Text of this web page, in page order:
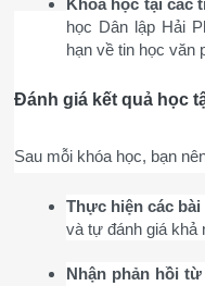
học Dân lập Hải
hạn về tin học văn
Đánh giá kết quả học
Sau mỗi khóa học, bạn
Thực hiện các bài
và tự đánh giá khả
Nhận phản hồi